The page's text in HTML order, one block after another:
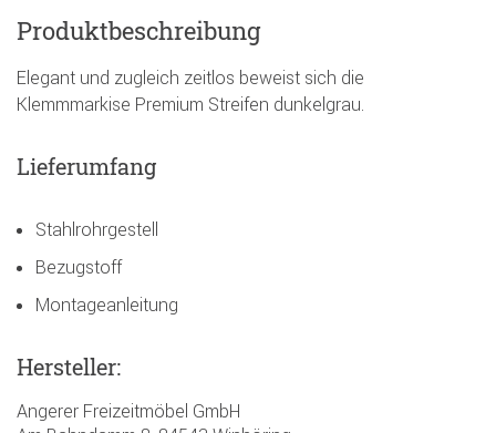
Produktbeschreibung
Elegant und zugleich zeitlos beweist sich die
Klemmmarkise Premium Streifen dunkelgrau.
Lieferumfang
Stahlrohrgestell
Bezugstoff
Montageanleitung
Hersteller:
Angerer Freizeitmöbel GmbH